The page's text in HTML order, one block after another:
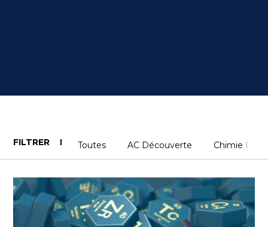
FILTRER Toutes AC Découverte Chimie